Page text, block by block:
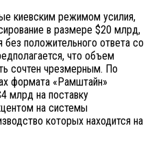
киевским режимом усилия,
в размере $20 млрд,
без положительного ответа со
что объем
сочтен чрезмерным. По
формата «Рамштайн»
млрд на поставку
на системы
которых находится на